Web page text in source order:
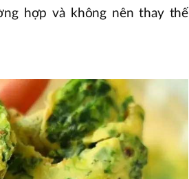
hợp và không nên thay thế